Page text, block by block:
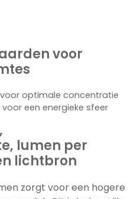
voor
optimale concentratie
een energieke sfeer
lumen per
lichtbron
zorgt voor een hogere